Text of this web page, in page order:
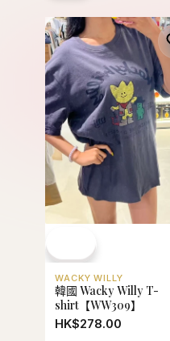
WACKY WILLY
韓國 Wacky Willy T-
shirt【WW309】
HK$278.00